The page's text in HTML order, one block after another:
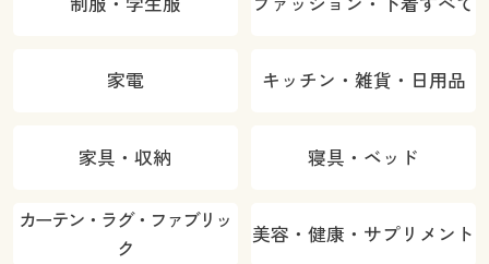
カラー・サイズを選択しカートに入れる
家電 キッチン・雑貨・日用品
家具・収納 寝具・ベッド
カーテン・ラグ・ファブリッ
ク
美容・健康・サプリメント